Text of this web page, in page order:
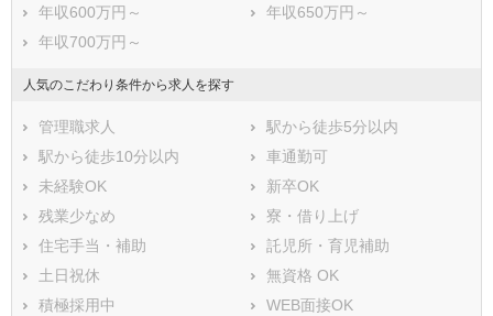
年収600万円～
年収650万円～
年収700万円～
人気のこだわり条件から求人を探す
管理職求人
駅から徒歩5分以内
駅から徒歩10分以内
車通勤可
未経験OK
新卒OK
残業少なめ
寮・借り上げ
住宅手当・補助
託児所・育児補助
土日祝休
無資格 OK
積極採用中
WEB面接OK